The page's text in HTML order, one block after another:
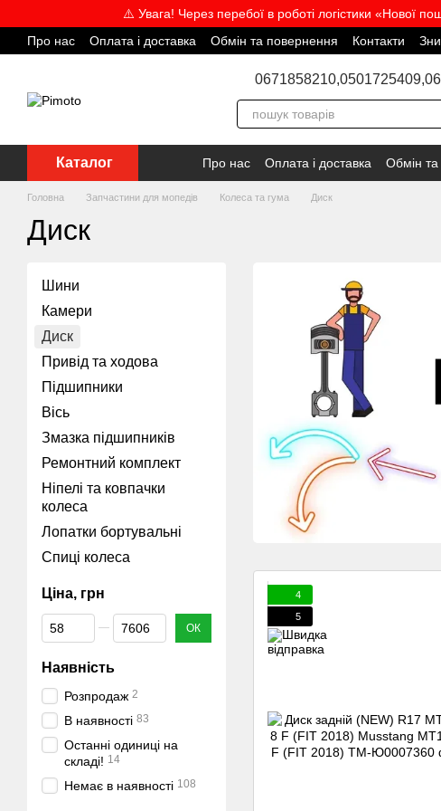
Перейти до основного контенту⚠️ Увага! Через перебої в роботі логістики «Нової
Про нас
Оплата і доставка Обмін та повернення Контакти
Відгуки про магазин
Угода користувача Блог Співпраця
0671858210,0501725409,
Каталог Про нас Оплата і доставка Обмін
Головна Запчастини для мопедів Колеса та гума Диск
Диск
4
5
Шини
Камери
Диск
Привід та ходова
Підшипники
Вісь
Змазка підшипників
Ремонтний комплект
Ніпелі та ковпачки
колеса
Лопатки бортувальні
Спиці колеса
Ціна, грн
Від Ціна, грн
До Ціна, грн ОК
Наявність
Розпродаж 2
В наявності 83
Останні одиниці на
складі! 14
Немає в наявності 108